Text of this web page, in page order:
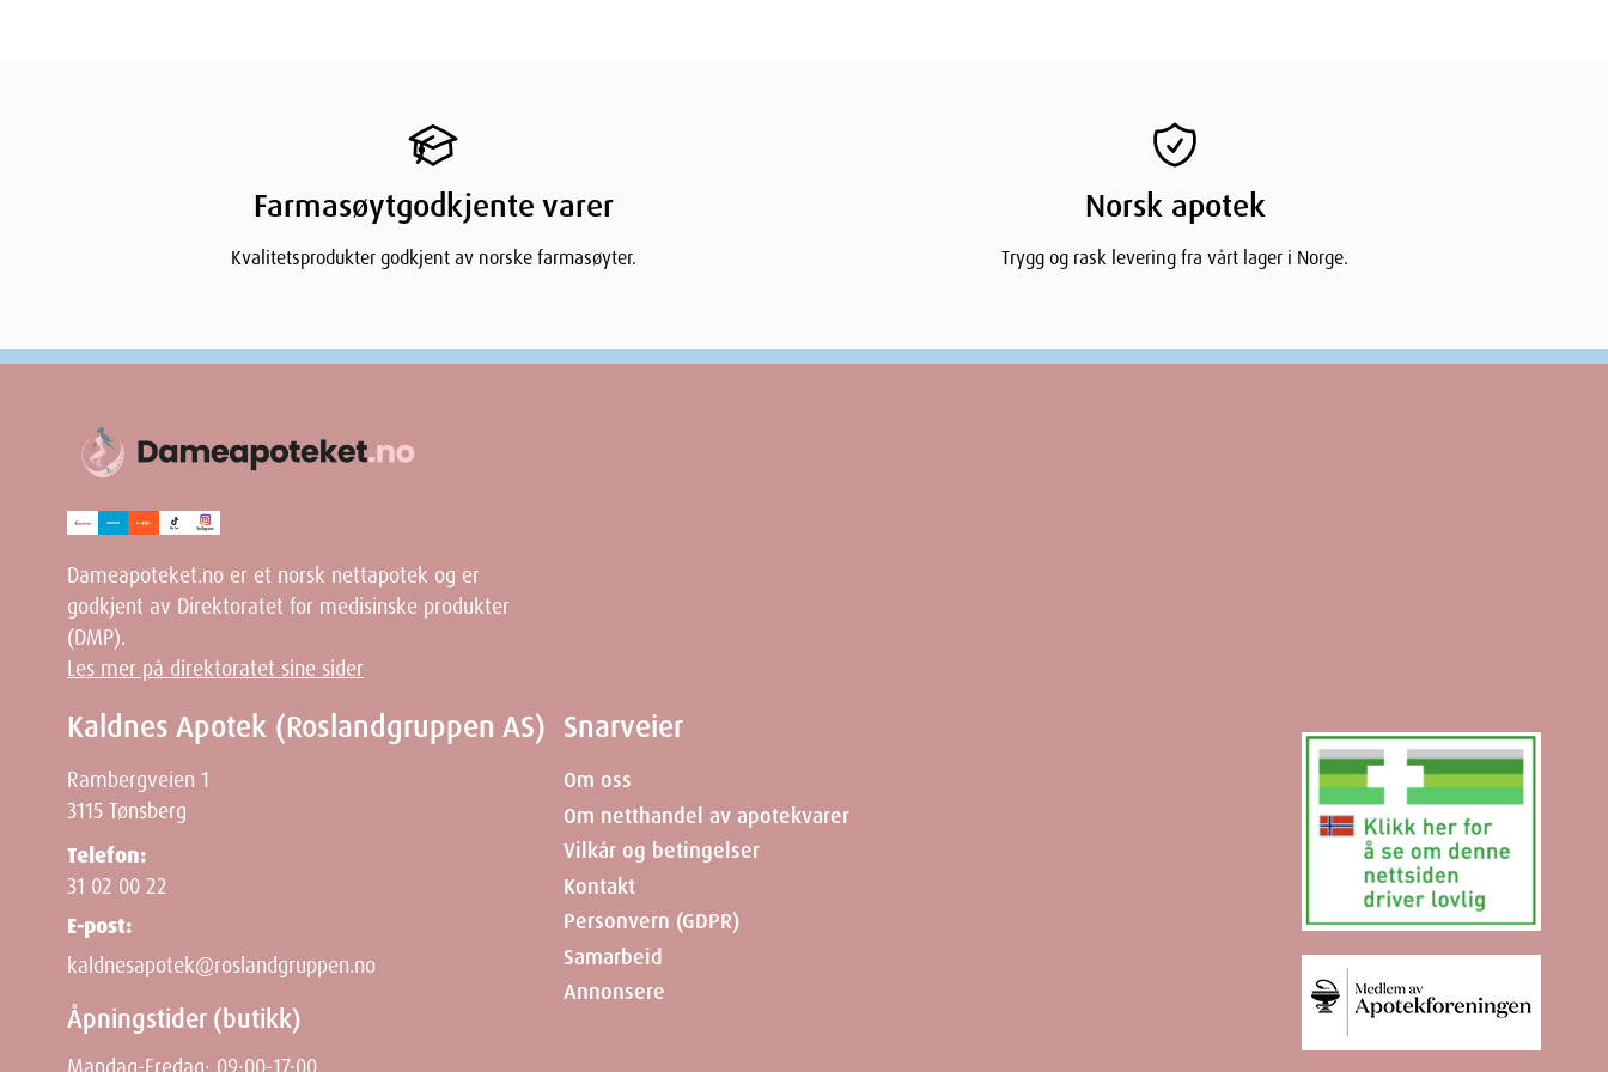
Farmasøytgodkjente varer
Kvalitetsprodukter godkjent av norske farmasøyter.
Norsk apotek
Trygg og rask levering fra vårt lager i Norge.
Dameapoteket.no er et norsk nettapotek og er
godkjent av Direktoratet for medisinske produkter
(DMP).
Les mer på direktoratet sine sider
Kaldnes Apotek (Roslandgruppen AS)
Rambergveien 1
3115 Tønsberg
Telefon:
31 02 00 22
E-post:
kaldnesapotek@roslandgruppen.no
Åpningstider (butikk)
Snarveier
Om oss
Om netthandel av apotekvarer
Vilkår og betingelser
Kontakt
Personvern (GDPR)
Samarbeid
Annonsere